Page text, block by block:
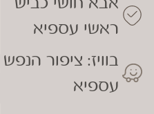
ראשי עספיא
בוויז: ציפור הנפש
עספיא